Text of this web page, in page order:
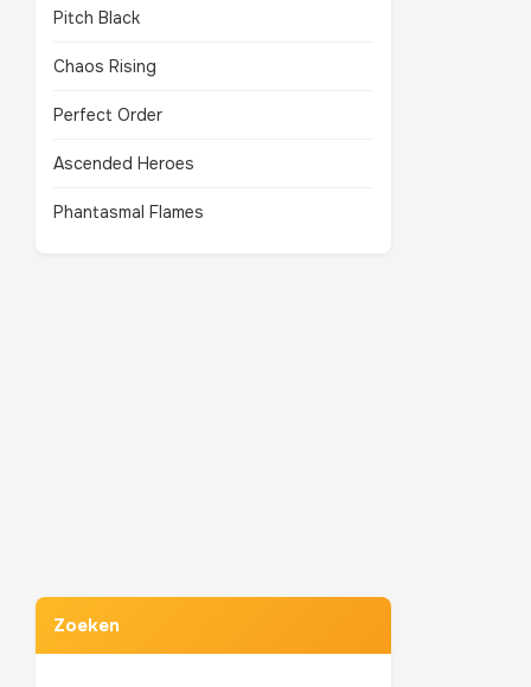
Pitch Black
Chaos Rising
Perfect Order
Ascended Heroes
Phantasmal Flames
Zoeken